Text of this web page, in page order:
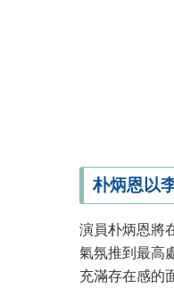
朴炳恩以
演員朴炳恩將
氣氛推到最高
充滿存在感的